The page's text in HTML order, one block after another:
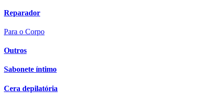
Reparador
Para o Corpo
Outros
Sabonete íntimo
Cera depilatória